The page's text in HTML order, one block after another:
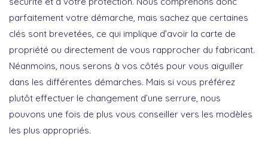
parfaitement votre démarche, mais sachez que certaines
clés sont brevetées, ce qui implique d’avoir la carte de
propriété ou directement de vous rapprocher du fabricant.
Néanmoins, nous serons à vos côtés pour vous aiguiller
dans les différentes démarches. Mais si vous préférez
plutôt effectuer le changement d’une serrure, nous
pouvons une fois de plus vous conseiller vers les modèles
les plus appropriés.